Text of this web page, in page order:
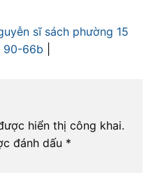
sĩ sách phường 15
90-66b
hiển thị công khai.
đánh dấu *